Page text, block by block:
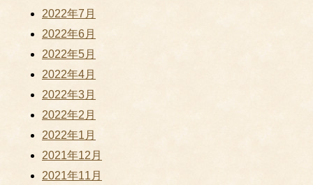
2022年7月
2022年6月
2022年5月
2022年4月
2022年3月
2022年2月
2022年1月
2021年12月
2021年11月